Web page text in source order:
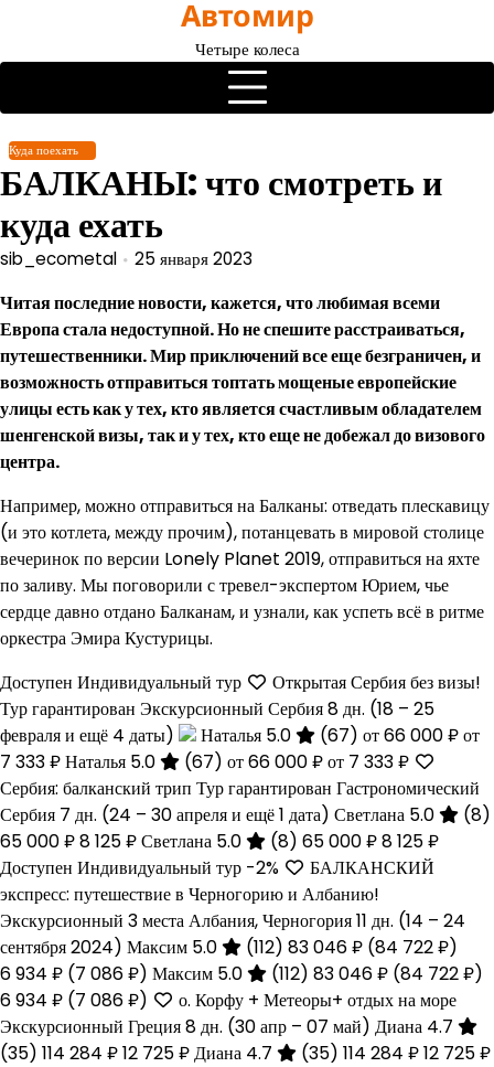
содержимому
Автомир
Четыре колеса
Куда поехать
БАЛКАНЫ: что смотреть и
куда ехать
sib_ecometal 25 января 2023
Читая последние новости, кажется, что любимая всеми
Европа стала недоступной. Но не спешите расстраиваться,
путешественники. Мир приключений все еще безграничен, и
возможность отправиться топтать мощеные европейские
улицы есть как у тех, кто является счастливым обладателем
шенгенской визы, так и у тех, кто еще не добежал до визового
центра.
Например, можно отправиться на Балканы: отведать плескавицу
(и это котлета, между прочим), потанцевать в мировой столице
вечеринок по версии Lonely Planet 2019, отправиться на яхте
по заливу. Мы поговорили с тревел-экспертом Юрием, чье
сердце давно отдано Балканам, и узнали, как успеть всё в ритме
оркестра Эмира Кустурицы.
Доступен Индивидуальный тур
Открытая Сербия без визы!
Тур гарантирован Экскурсионный Сербия8 дн. (18 – 25
февраля и ещё 4 даты)
Наталья 5.0 (67) от 66 000 ₽от
7 333 ₽Наталья 5.0 (67) от 66 000 ₽от 7 333 ₽
Сербия: балканский трип Тур гарантирован Гастрономический
Сербия 7 дн. (24 – 30 апреля и ещё 1 дата) Светлана 5.0
(8)
65 000 ₽8 125 ₽Светлана 5.0 (8) 65 000 ₽8 125 ₽
Доступен Индивидуальный тур -2%
БАЛКАНСКИЙ
экспресс: путешествие в Черногорию и Албанию!
Экскурсионный 3 места Албания, Черногория11 дн. (14 – 24
сентября 2024) Максим 5.0 (112) 83 046 ₽ (84 722 ₽)
6 934 ₽ (7 086 ₽) Максим 5.0 (112) 83 046 ₽ (84 722 ₽)
6 934 ₽ (7 086 ₽)
о. Корфу + Метеоры+ отдых на море
Экскурсионный Греция8 дн. (30 апр – 07 май) Диана 4.7
(35) 114 284 ₽12 725 ₽Диана 4.7 (35) 114 284 ₽12 725 ₽